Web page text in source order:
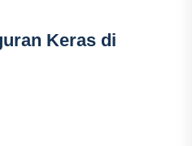
Keras di